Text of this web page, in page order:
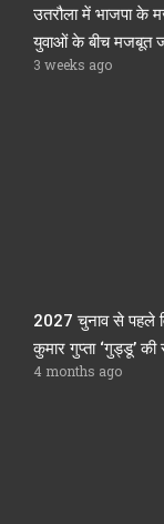
उतरौला में भाजपा के
युवाओं के बीच मजबूत
3 weeks ago
2027 चुनाव से पहले
कुमार गुप्ता ‘गुड्डू’ की
4 months ago